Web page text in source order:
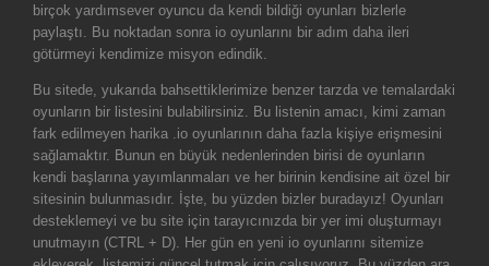
birçok yardımsever oyuncu da kendi bildiği oyunları bizlerle
paylaştı. Bu noktadan sonra io oyunlarını bir adım daha ileri
götürmeyi kendimize misyon edindik.
Bu sitede, yukarıda bahsettiklerimize benzer tarzda ve temalardaki
oyunların bir listesini bulabilirsiniz. Bu listenin amacı, kimi zaman
fark edilmeyen harika .io oyunlarının daha fazla kişiye erişmesini
sağlamaktır. Bunun en büyük nedenlerinden birisi de oyunların
kendi başlarına yayımlanmaları ve her birinin kendisine ait özel bir
sitesinin bulunmasıdır. İşte, bu yüzden bizler buradayız! Oyunları
desteklemeyi ve bu site için tarayıcınızda bir yer imi oluşturmayı
unutmayın (CTRL + D). Her gün en yeni io oyunlarını sitemize